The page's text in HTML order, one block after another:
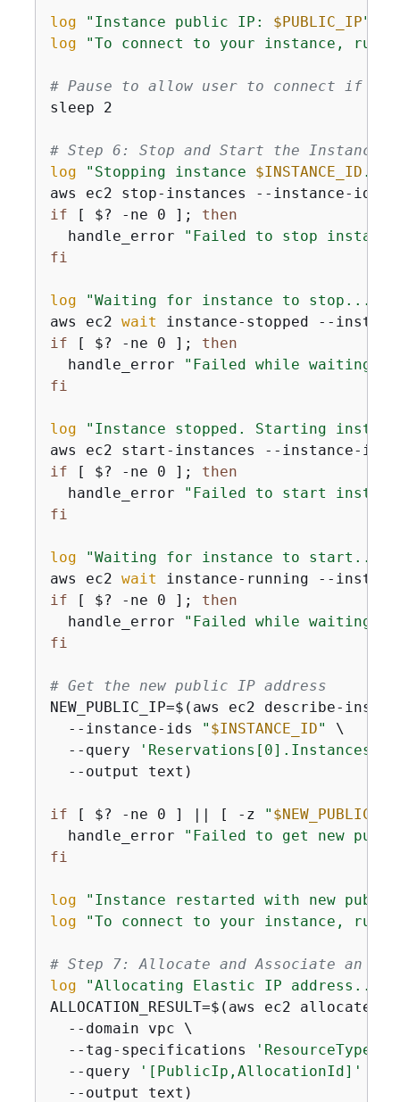
log "Instance public IP: $PUBLIC_IP"
log
"To connect to your instance,
# Pause to allow user to connect if
sleep 2
# Step 6: Stop and Start the Instance
log
"Stopping instance $INSTANCE_ID ..."
aws ec2 stop-instances --instance-ids
if [ $? -ne 0 ]; then
  handle_error
"Failed to stop
fi
log
"Waiting for instance to stop..."
aws ec2 wait instance-stopped --
if [ $? -ne 0 ]; then
  handle_error
"Failed while waiting
fi
log
"Instance stopped. Starting
aws ec2 start-instances --instance-ids
if [ $? -ne 0 ]; then
  handle_error
"Failed to start
fi
log
"Waiting for instance to start..."
aws ec2 wait instance-running --
if [ $? -ne 0 ]; then
  handle_error
"Failed while waiting
fi
# Get the new public IP address
NEW_PUBLIC_IP=$(aws ec2 describe-
  --instance-ids
" $INSTANCE_ID"
\
  --query
  --output text)
if [ $? -ne 0 ] || [ -z " $NEW_PUBLIC_IP
  handle_error
"Failed to get new
fi
log
"Instance restarted with new
log
"To connect to your instance,
# Step 7: Allocate and Associate an
log
"Allocating Elastic IP address..."
ALLOCATION_RESULT=$(aws ec2 allocate-
  --domain vpc \
  --tag-specifications
  --query
'[PublicIp,AllocationId]'
  --output text)